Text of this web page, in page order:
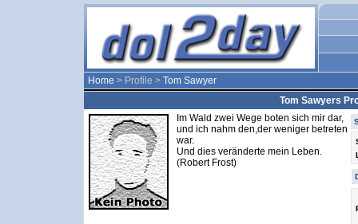
Home > Profile > Tom Sawyer
Tom Sawyers
Im Wald zwei Wege boten sich mir dar,
und ich nahm den,der weniger betreten
war.
Und dies veränderte mein Leben.
(Robert Frost)